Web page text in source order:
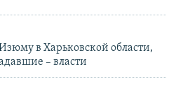
в Харьковской области,
– власти